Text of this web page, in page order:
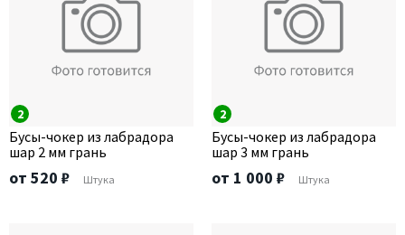
2
Бусы-чокер из лабрадора
шар 2 мм грань
от 520 ₽ Штука
2
Бусы-чокер из лабрадора
шар 3 мм грань
от 1 000 ₽ Штука